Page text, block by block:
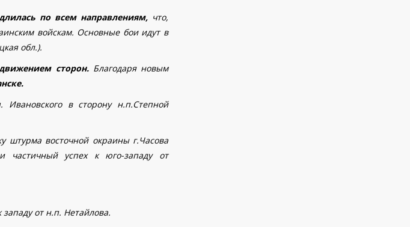
по всем направлениям, что,
войскам. Основные бои идут в
обл.).
сторон. Благодаря новым
в сторону н.п.Степной
штурма восточной окраины г.Часова
частичный успех к юго-западу от
от н.п. Нетайлова.